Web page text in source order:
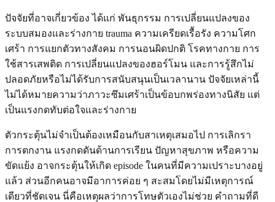
ปัจจัยที่อาจเกี่ยวข้อง ได้แก่ พันธุกรรม การเปลี่ยนแปลงของ
ระบบสมองและร่างกาย trauma ความเครียดเรื้อรัง ความโศก
เศร้า การแยกตัวทางสังคม การนอนผิดปกติ โรคทางกาย การ
ใช้สารเสพติด การเปลี่ยนแปลงของฮอร์โมน และการรู้สึกไม่
ปลอดภัยหรือไม่ได้รับการสนับสนุนเป็นเวลานาน ปัจจัยเหล่านี้
ไม่ได้หมายความว่าภาวะซึมเศร้าเป็นข้อบกพร่องทางนิสัย แต่
เป็นแรงกดทับต่อใจและร่างกาย
ตัวกระตุ้นไม่จำเป็นต้องเหมือนกับสาเหตุเสมอไป การเลิกรา
การตกงาน แรงกดดันด้านการเรียน ปัญหาสุขภาพ หรือความ
ขัดแย้ง อาจกระตุ้นให้เกิด episode ในคนที่มีความเปราะบางอยู่
แล้ว ส่วนอีกคนอาจมีอาการค่อย ๆ สะสมโดยไม่มีเหตุการณ์
เดียวที่ชัดเจน นี่คือเหตุผลว่าการโทษตัวเองไม่ช่วย คำถามที่ดี